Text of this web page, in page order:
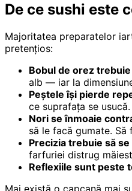
De ce sushi este
Majoritatea preparatelor
pretențios:
Bobul de orez
alb — iar la
Peștele își pierde
ce suprafața se
Nori se înmoaie
să le facă gumate.
Precizia trebuie să se
farfuriei distrug
Reflexiile sunt peste